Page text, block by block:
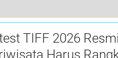
TIFF 2026
Harus